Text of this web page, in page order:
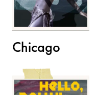
Chicago